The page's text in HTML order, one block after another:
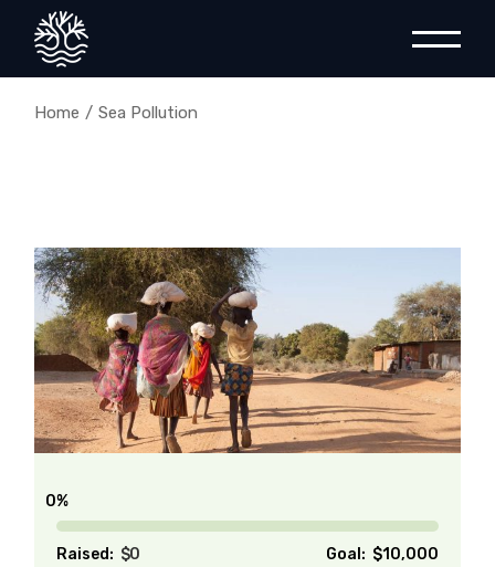
Home Sea Pollution
Raised: $0 Goal: $10,000
0%